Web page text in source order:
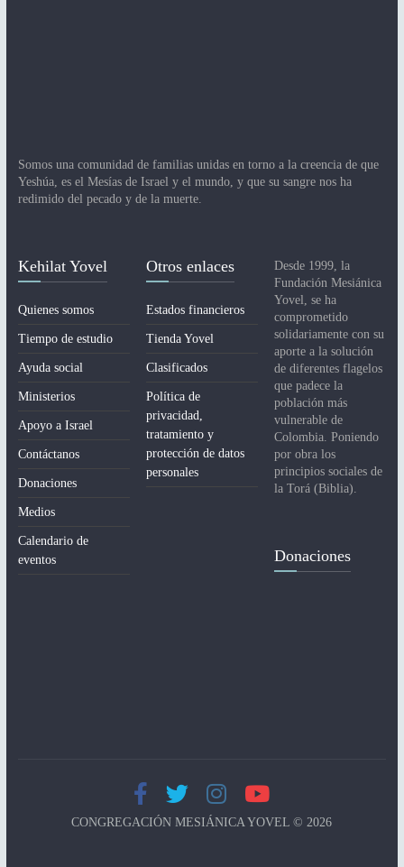
Somos una comunidad de familias unidas en torno a la creencia de que
Yeshúa, es el Mesías de Israel y el mundo, y que su sangre nos ha
redimido del pecado y de la muerte.
Kehilat Yovel
Quienes somos
Tiempo de estudio
Ayuda social
Ministerios
Apoyo a Israel
Contáctanos
Donaciones
Medios
Calendario de
eventos
Otros enlaces
Estados financieros
Tienda Yovel
Clasificados
Política de
privacidad,
tratamiento y
protección de datos
personales
Desde 1999, la
Fundación Mesiánica
Yovel, se ha
comprometido
solidariamente con su
aporte a la solución
de diferentes flagelos
que padece la
población más
vulnerable de
Colombia. Poniendo
por obra los
principios sociales de
la Torá (Biblia).
Donaciones
CONGREGACIÓN MESIÁNICA YOVEL © 2026